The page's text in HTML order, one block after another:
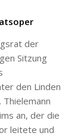
der
Sitzung
den Linden
an, der die
leitete und